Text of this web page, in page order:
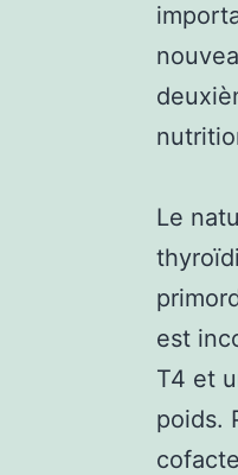
Le
est
T4 et
poids.